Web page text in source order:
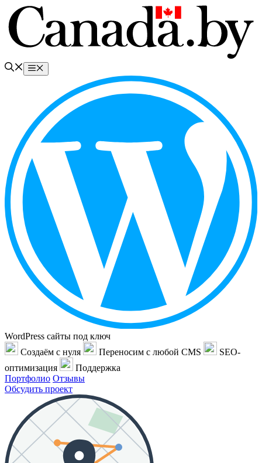
Перейти
содержимому
Меню
WordPress сайты под ключ
Создаём с нуля
Переносим с любой CMS
SEO-
оптимизация
Поддержка
Портфолио Отзывы
Обсудить проект